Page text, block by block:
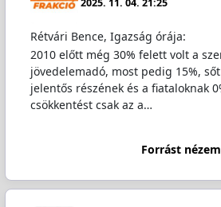
2025. 11. 04. 21:25
Rétvári Bence, Igazság órája:
2010 előtt még 30% felett volt a
jövedelemadó, most pedig 15%,
jelentős részének és a fiataloknak
csökkentést csak az a…
Forrást